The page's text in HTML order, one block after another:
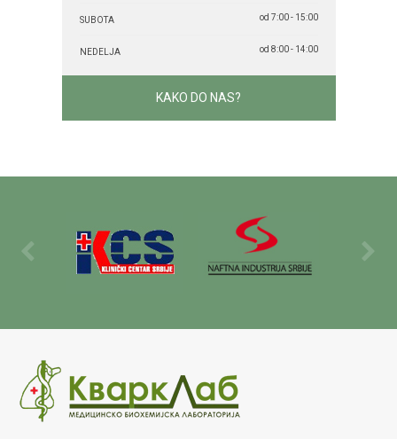
SUBOTA od 7:00 - 15:00
NEDELJA od 8:00 - 14:00
KAKO DO NAS?